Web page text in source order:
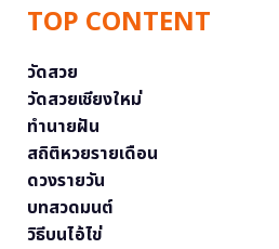
TOP CONTENT
วัดสวย
วัดสวยเชียงใหม่
ทำนายฝัน
สถิติหวยรายเดือน
ดวงรายวัน
บทสวดมนต์
วิธีบนไอ้ไข่